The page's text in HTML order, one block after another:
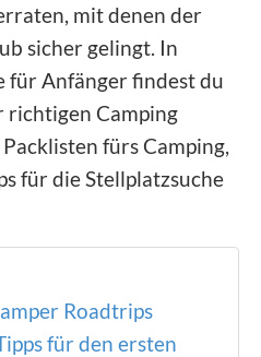
mit denen der
sicher gelingt. In
für Anfänger findest du
richtigen Camping
fürs Camping,
für die Stellplatzsuche
Roadtrips
für den ersten